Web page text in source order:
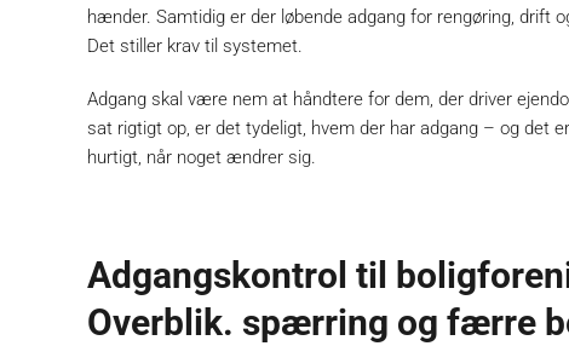
hænder. Samtidig er der løbende adgang for rengøring, drift
Det stiller krav til systemet.
Adgang skal være nem at håndtere for dem, der driver
sat rigtigt op, er det tydeligt, hvem der har adgang – og det
hurtigt, når noget ændrer sig.
Adgangskontrol til
Overblik. spærring og færre